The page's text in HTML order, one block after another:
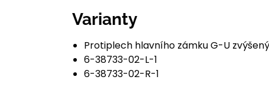
Varianty
Protiplech hlavního zámku G-U zvýšený
6-38733-02-L-1
6-38733-02-R-1